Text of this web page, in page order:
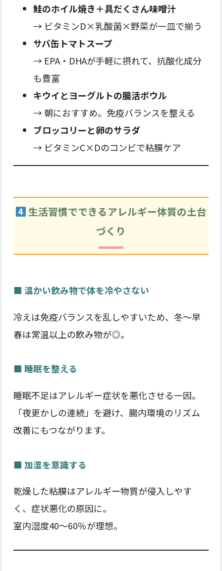
鮭のホイル焼き＋具だくさん味噌汁
→ ビタミンD×乳酸菌×野菜が一皿で揃う
サバ缶トマトスープ
→ EPA・DHAが手軽に摂れて、抗酸化成分
も豊富
キウイとヨーグルトの腸活ボウル
→ 朝におすすめ。免疫バランスを整える
ブロッコリーと卵のサラダ
→ ビタミンC×Dのコンビで粘膜ケア
生活習慣でできるアレルギー体質の土台
づくり
■ 温かい飲み物で体を冷やさない
冷えは免疫バランスを乱しやすいため、冬〜早
春は常温以上の飲み物が◎。
■ 睡眠を整える
睡眠不足はアレルギー症状を悪化させる一因。
「夜更かしの連続」を避け、腸内環境のリズム
改善にもつながります。
■ 加湿を意識する
乾燥した粘膜はアレルギー物質が侵入しやす
く、症状悪化の原因に。
室内湿度40〜60％が理想。